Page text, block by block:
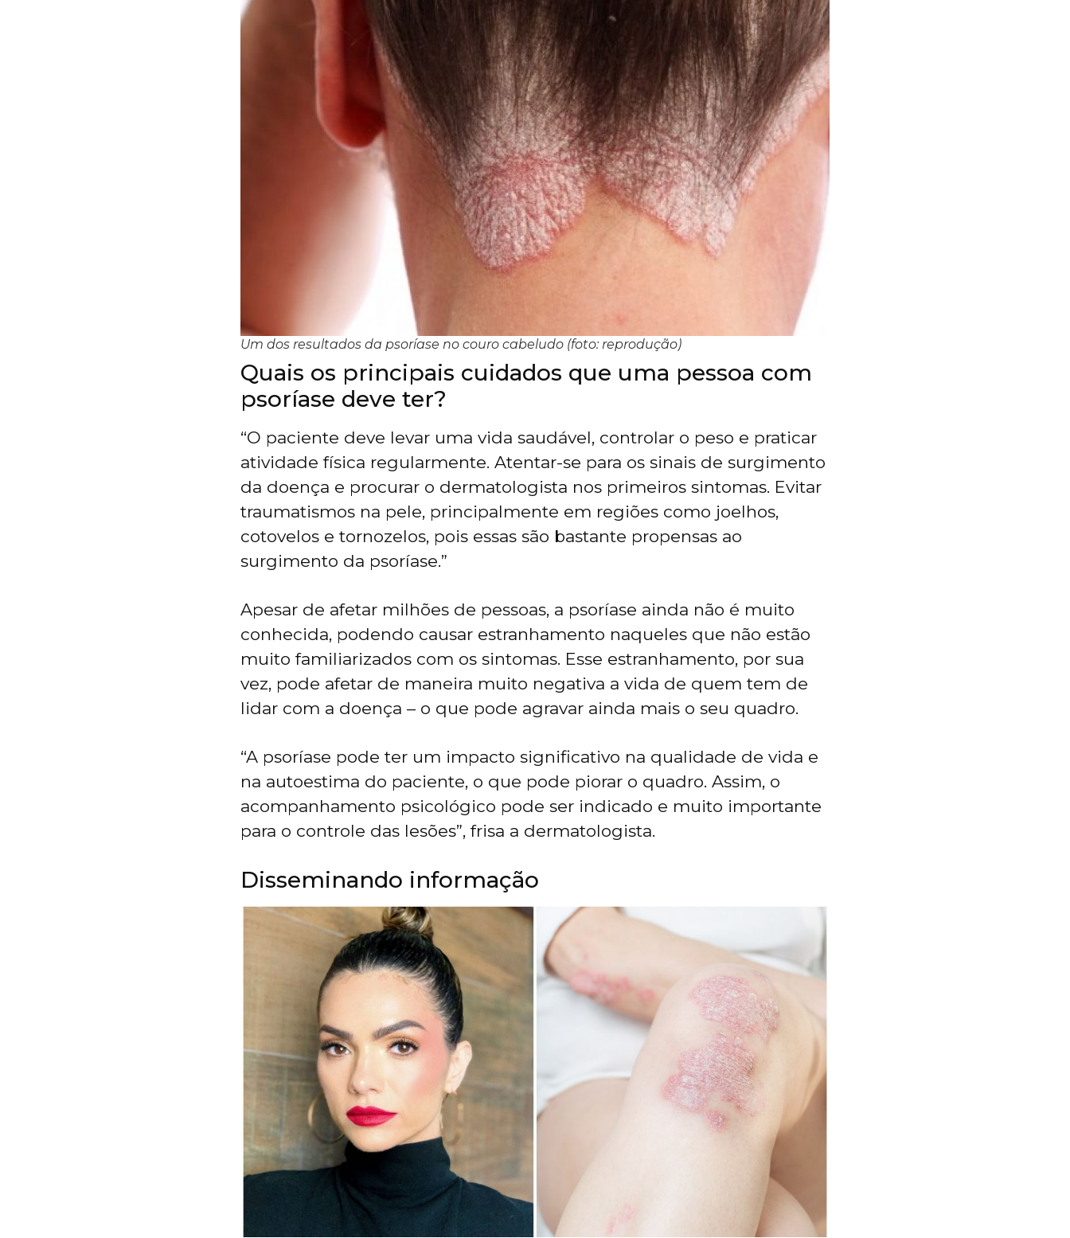
Um dos resultados da psoríase no couro cabeludo (foto: reprodução)
Quais os principais cuidados que uma pessoa com
psoríase deve ter?
“O paciente deve levar uma vida saudável, controlar o peso e praticar
atividade física regularmente. Atentar-se para os sinais de surgimento
da doença e procurar o dermatologista nos primeiros sintomas. Evitar
traumatismos na pele, principalmente em regiões como joelhos,
cotovelos e tornozelos, pois essas são bastante propensas ao
surgimento da psoríase.”
Apesar de afetar milhões de pessoas, a psoríase ainda não é muito
conhecida, podendo causar estranhamento naqueles que não estão
muito familiarizados com os sintomas. Esse estranhamento, por sua
vez, pode afetar de maneira muito negativa a vida de quem tem de
lidar com a doença – o que pode agravar ainda mais o seu quadro.
“A psoríase pode ter um impacto significativo na qualidade de vida e
na autoestima do paciente, o que pode piorar o quadro. Assim, o
acompanhamento psicológico pode ser indicado e muito importante
para o controle das lesões”, frisa a dermatologista.
Disseminando informação